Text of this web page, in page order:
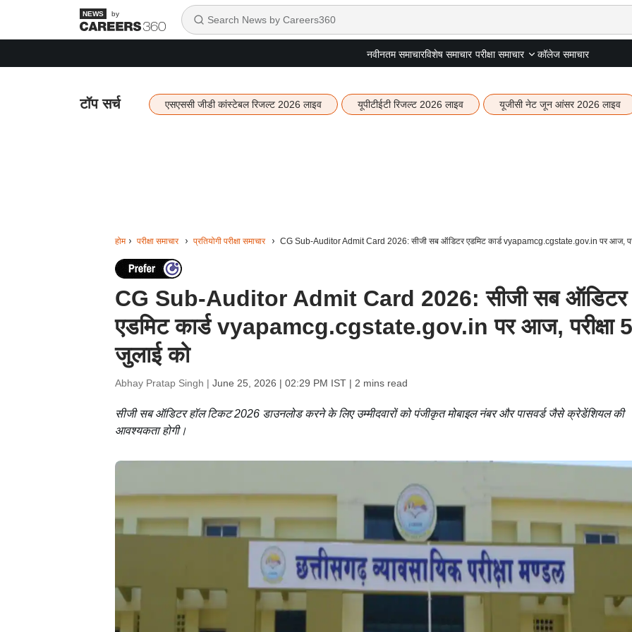
by
नवीनतम समाचारविशेष समाचार परीक्षा समाचार कॉलेज समाचार
टॉप सर्च एसएससी जीडी कांस्टेबल रिजल्ट 2026 लाइव यूपीटीईटी रिजल्ट 2026 लाइव यूजीसी नेट जून आंसर 2026 लाइव
होम परीक्षा समाचार प्रतियोगी परीक्षा समाचार CG Sub-Auditor Admit Card 2026: सीजी सब ऑडिटर एडमिट कार्ड vyapamcg.cgstate.gov.in पर आज,
CG Sub-Auditor Admit Card 2026: सीजी सब ऑडिटर
एडमिट कार्ड vyapamcg.cgstate.gov.in पर आज, परीक्षा 5
जुलाई को
Abhay Pratap Singh | June 25, 2026 | 02:29 PM IST| 2 mins read
सीजी सब ऑडिटर हॉल टिकट 2026 डाउनलोड करने के लिए उम्मीदवारों को पंजीकृत मोबाइल नंबर और पासवर्ड जैसे क्रेडेंशियल की
आवश्यकता होगी।